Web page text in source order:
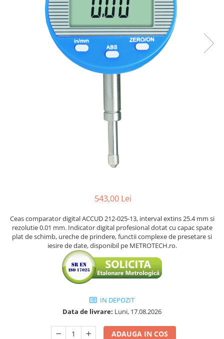
Micrometre speciale
Accesorii micrometre
Ceasuri comparatoare cu levier
Accesorii pentru ceasuri
comparatoare
543,00 Lei
Ceas comparator digital ACCUD 212-025-13, interval extins 25.4 mm si
rezolutie 0.01 mm. Indicator digital profesional dotat cu capac spate
plat de schimb, ureche de prindere, functii complexe de presetare si
iesire de date, disponibil pe METROTECH.ro.
IN DEPOZIT
Data de livrare: Luni, 17.08.2026
ADAUGA IN COS